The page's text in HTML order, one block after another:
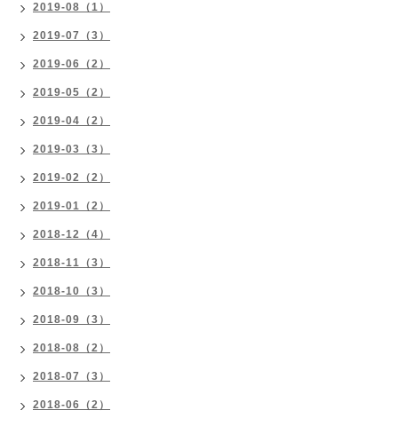
2019-08（1）
2019-07（3）
2019-06（2）
2019-05（2）
2019-04（2）
2019-03（3）
2019-02（2）
2019-01（2）
2018-12（4）
2018-11（3）
2018-10（3）
2018-09（3）
2018-08（2）
2018-07（3）
2018-06（2）